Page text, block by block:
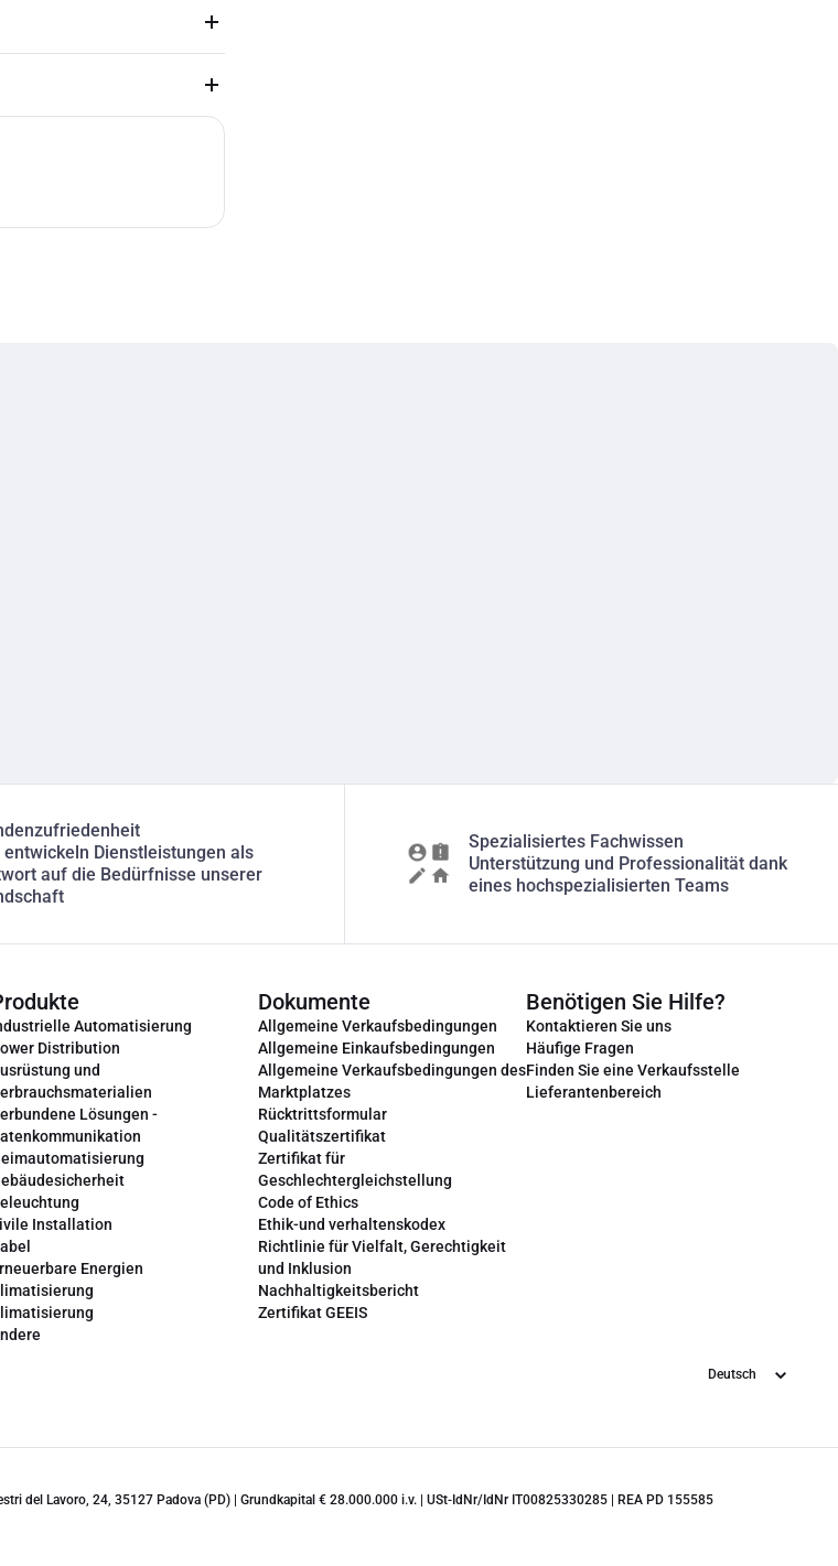
entwickeln Dienstleistungen als
auf die Bedürfnisse unserer
Spezialisiertes Fachwissen
Unterstützung und Professionalität dank
eines hochspezialisierten Teams
Automatisierung
Distribution
und
Lösungen -
Installation
Energien
Dokumente
Allgemeine Verkaufsbedingungen
Allgemeine Einkaufsbedingungen
Allgemeine Verkaufsbedingungen des
Marktplatzes
Rücktrittsformular
Qualitätszertifikat
Zertifikat für
Geschlechtergleichstellung
Code of Ethics
Ethik-und verhaltenskodex
Richtlinie für Vielfalt, Gerechtigkeit
und Inklusion
Nachhaltigkeitsbericht
Zertifikat GEEIS
Benötigen Sie Hilfe?
Kontaktieren Sie uns
Häufige Fragen
Finden Sie eine Verkaufsstelle
Lieferantenbereich
Sprache
del Lavoro, 24, 35127 Padova (PD) | Grundkapital € 28.000.000 i.v. | USt-IdNr/IdNr IT00825330285 | REA PD 155585